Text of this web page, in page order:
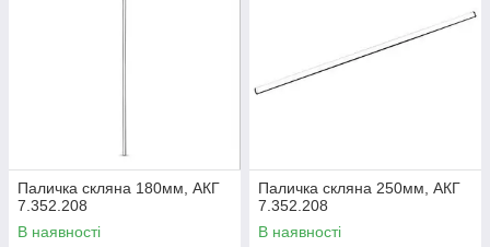
Паличка скляна 180мм, АКГ
7.352.208
В наявності
Паличка скляна 250мм, АКГ
7.352.208
В наявності